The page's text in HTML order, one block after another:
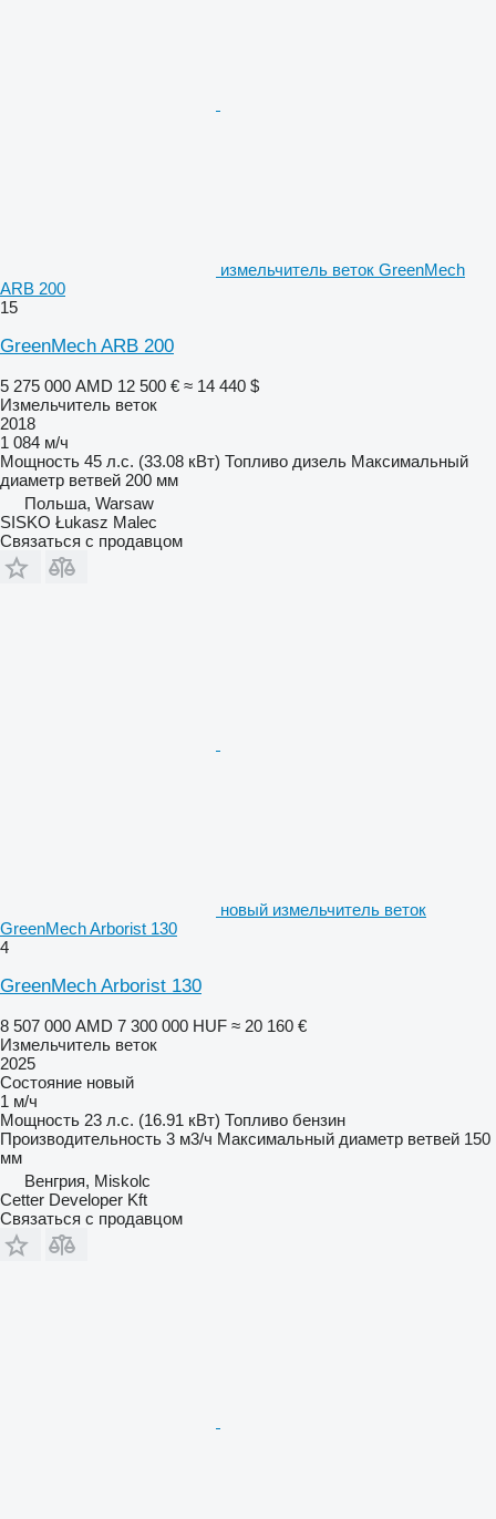
измельчитель веток GreenMech
ARB 200
15
GreenMech ARB 200
5 275 000 AMD 12 500 € ≈ 14 440 $
Измельчитель веток
2018
1 084 м/ч
Мощность 45 л.с. (33.08 кВт) Топливо дизель Максимальный
диаметр ветвей 200 мм
Польша, Warsaw
SISKO Łukasz Malec
Связаться с продавцом
новый измельчитель веток
GreenMech Arborist 130
4
GreenMech Arborist 130
8 507 000 AMD 7 300 000 HUF ≈ 20 160 €
Измельчитель веток
2025
Состояние новый
1 м/ч
Мощность 23 л.с. (16.91 кВт) Топливо бензин
Производительность 3 м3/ч Максимальный диаметр ветвей 150
мм
Венгрия, Miskolc
Cetter Developer Kft
Связаться с продавцом